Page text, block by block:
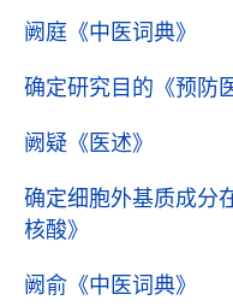
阙庭 《中医词典》
确定研究目的 《预防
阙疑 《医述》
确定细胞外基质成分
核酸》
阙俞 《中医词典》